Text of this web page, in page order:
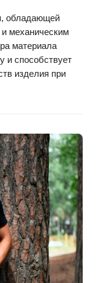
обладающей
механическим
материала
и способствует
изделия при